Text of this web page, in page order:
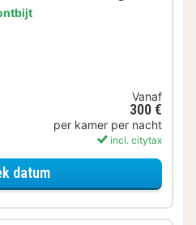
Vanaf
300 €
per kamer per nacht
incl. citytax
datumvoor Op de fiets